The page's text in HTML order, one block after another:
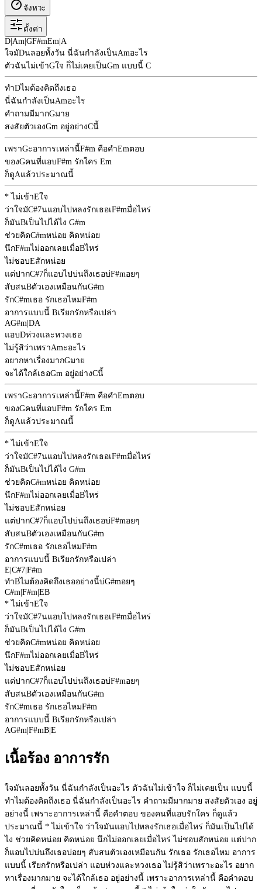
จังหวะ
ตั้งค่า
D Am GF#mEm A
ใจมัDนลอยทั้งวัน นี่ฉันกำลังเป็นAmอะไร
ตัวฉันไม่เข้าGใจ ก็ไม่เคยเป็นGm แบบนี้ C
ทำDไมต้องคิดถึงเธอ
นี่ฉันกำลังเป็นAmอะไร
คำถามมีมากGมาย
สงสัยตัวเองGm อยู่อย่างCนี้
เพราGะอาการเหล่านี้F#m คือคำEmตอบ
ของGคนที่แอบF#m รักใคร Em
ก็ดูAแล้วประมาณนี้
* ไม่เข้าEใจ
ว่าใจมัC#7นแอบไปหลงรักเธอเF#mมื่อไหร่
ก็มันBเป็นไปได้ไง G#m
ช่วยคิดC#mหน่อย คิดหน่อย
นึกF#mไม่ออกเลยเมื่อBไหร่
ไม่ชอบEสักหน่อย
แต่ปากC#7ก็แอบไปบ่นถึงเธอบ่F#mอยๆ
สับสนBตัวเองเหมือนกันG#m
รักC#mเธอ รักเธอไหมF#m
อาการแบบนี้ Bเรียกรักหรือเปล่า
AG#m DA
แอบDห่วงและหวงเธอ
ไม่รู้สิว่าเพราAmะอะไร
อยากหาเรื่องมากGมาย
จะได้ใกล้เธอGm อยู่อย่างCนี้
เพราGะอาการเหล่านี้F#m คือคำEmตอบ
ของGคนที่แอบF#m รักใคร Em
ก็ดูAแล้วประมาณนี้
* ไม่เข้าEใจ
ว่าใจมัC#7นแอบไปหลงรักเธอเF#mมื่อไหร่
ก็มันBเป็นไปได้ไง G#m
ช่วยคิดC#mหน่อย คิดหน่อย
นึกF#mไม่ออกเลยเมื่อBไหร่
ไม่ชอบEสักหน่อย
แต่ปากC#7ก็แอบไปบ่นถึงเธอบ่F#mอยๆ
สับสนBตัวเองเหมือนกันG#m
รักC#mเธอ รักเธอไหมF#m
อาการแบบนี้ Bเรียกรักหรือเปล่า
E C#7 F#m
ทำBไมต้องคิดถึงเธออย่างนี้บ่G#mอยๆ
C#m F#m EB
* ไม่เข้าEใจ
ว่าใจมัC#7นแอบไปหลงรักเธอเF#mมื่อไหร่
ก็มันBเป็นไปได้ไง G#m
ช่วยคิดC#mหน่อย คิดหน่อย
นึกF#mไม่ออกเลยเมื่อBไหร่
ไม่ชอบEสักหน่อย
แต่ปากC#7ก็แอบไปบ่นถึงเธอบ่F#mอยๆ
สับสนBตัวเองเหมือนกันG#m
รักC#mเธอ รักเธอไหมF#m
อาการแบบนี้ Bเรียกรักหรือเปล่า
AG#m F#mB E
เนื้อร้อง อาการรัก
ใจมันลอยทั้งวัน นี่ฉันกำลังเป็นอะไร ตัวฉันไม่เข้าใจ ก็ไม่เคยเป็น แบบนี้
ทำไมต้องคิดถึงเธอ นี่ฉันกำลังเป็นอะไร คำถามมีมากมาย สงสัยตัวเอง อยู่
อย่างนี้ เพราะอาการเหล่านี้ คือคำตอบ ของคนที่แอบรักใคร ก็ดูแล้ว
ประมาณนี้ * ไม่เข้าใจ ว่าใจมันแอบไปหลงรักเธอเมื่อไหร่ ก็มันเป็นไปได้
ไง ช่วยคิดหน่อย คิดหน่อย นึกไม่ออกเลยเมื่อไหร่ ไม่ชอบสักหน่อย แต่ปาก
ก็แอบไปบ่นถึงเธอบ่อยๆ สับสนตัวเองเหมือนกัน รักเธอ รักเธอไหม อาการ
แบบนี้ เรียกรักหรือเปล่า แอบห่วงและหวงเธอ ไม่รู้สิว่าเพราะอะไร อยาก
หาเรื่องมากมาย จะได้ใกล้เธอ อยู่อย่างนี้ เพราะอาการเหล่านี้ คือคำตอบ